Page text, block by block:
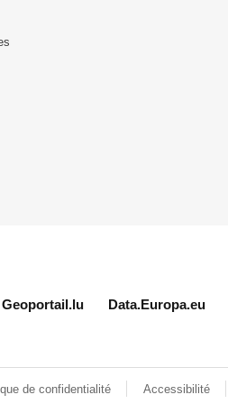
Geoportail.lu Data.Europa.eu
de confidentialité Accessibilité